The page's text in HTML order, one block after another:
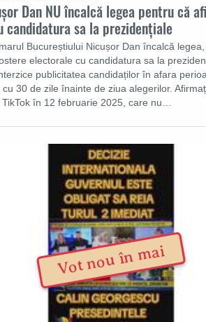
Dan NU încalcă legea pentru că
sa la prezidențiale
Bucureștiului Nicușor Dan încalcă
electorale cu candidatura sa la
publicitatea candidaților în afara
30 de zile înainte de ziua alegerilor.
în 12 februarie 2025, care nu…
Vot nou în mai